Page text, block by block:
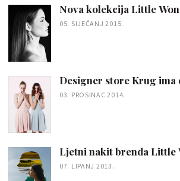
Nova kolekcija Little
05. SIJEČANJ 2015.
Designer store Krug ima
03. PROSINAC 2014.
Ljetni nakit brenda Little
07. LIPANJ 2013.